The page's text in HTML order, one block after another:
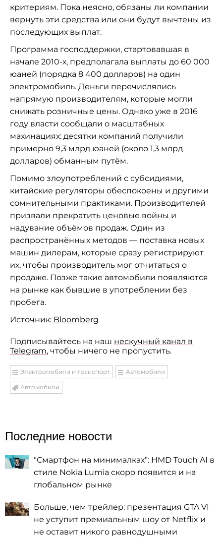
критериям. Пока неясно, обязаны ли компании
вернуть эти средства или они будут вычтены из
последующих выплат.
Программа господдержки, стартовавшая в
начале 2010-х, предполагала выплаты до 60 000
юаней (порядка 8 400 долларов) на один
электромобиль. Деньги перечислялись
напрямую производителям, которые могли
снижать розничные цены. Однако уже в 2016
году власти сообщали о масштабных
махинациях: десятки компаний получили
примерно 9,3 млрд юаней (около 1,3 млрд
долларов) обманным путём.
Помимо злоупотреблений с субсидиями,
китайские регуляторы обеспокоены и другими
сомнительными практиками. Производителей
призвали прекратить ценовые войны и
надувание объёмов продаж. Один из
распространённых методов — поставка новых
машин дилерам, которые сразу регистрируют
их, чтобы производитель мог отчитаться о
продаже. Позже такие автомобили появляются
на рынке как бывшие в употреблении без
пробега.
Источник: Bloomberg
Подписывайтесь на наш нескучный канал в
Telegram, чтобы ничего не пропустить.
Электромобили и транспорт Автомобили
Автомобили
Последние новости
“Смартфон на минималках”: HMD Touch AI в
стиле Nokia Lumia скоро появится и на
глобальном рынке
Больше, чем трейлер: презентация GTA VI
не уступит премиальным шоу от Netflix и
не оставит никого равнодушными